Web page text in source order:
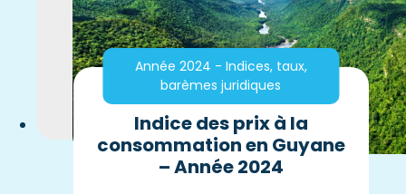
Année 2024 - Indices, taux,
barèmes juridiques
Indice des prix à la
consommation en Guyane
– Année 2024